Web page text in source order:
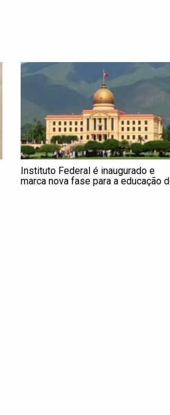
Instituto Federal é inaugurado e
marca nova fase para a educação